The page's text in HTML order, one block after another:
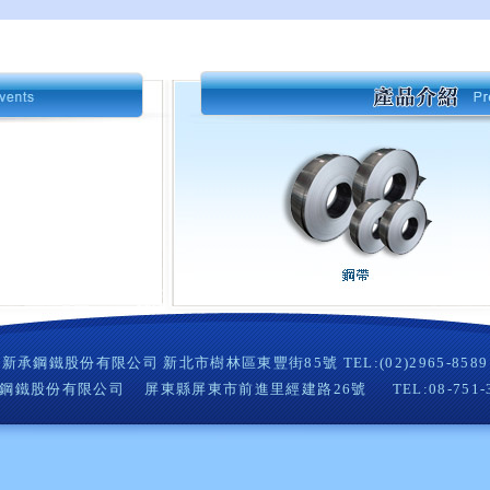
新承鋼鐵股份有限公司 新北市樹林區東豐街85號 TEL:(02)2965-8589
鐵股份有限公司 屏東縣屏東市前進里經建路26號 TEL:08-751-